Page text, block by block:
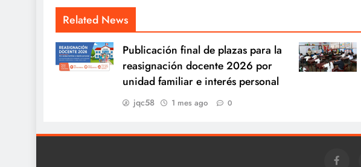
Related News
Publicación final de plazas para la
reasignación docente 2026 por
unidad familiar e interés personal
jqc58 1 mes ago 0